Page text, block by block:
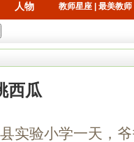
人物 教师星座 最美教师
西瓜
实验小学一天，